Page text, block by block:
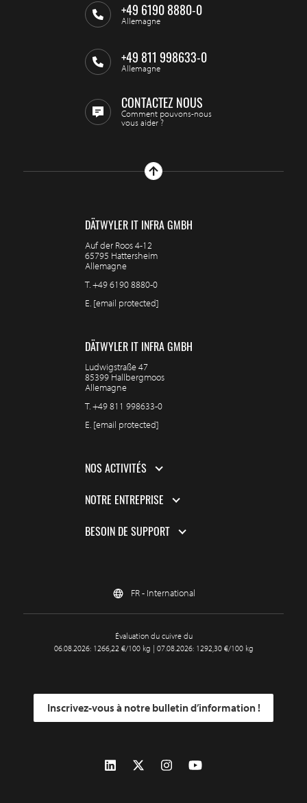
+49 6190 8880-0
Allemagne
+49 811 998633-0
Allemagne
CONTACTEZ NOUS
Comment pouvons-nous
vous aider ?
DÄTWYLER IT INFRA GMBH
Auf der Roos 4-12
65795 Hattersheim
Allemagne
T.+49 6190 8880-0
E. [email protected]
DÄTWYLER IT INFRA GMBH
Ludwigstraße 47
85399 Hallbergmoos
Allemagne
T.+49 811 998633-0
E. [email protected]
NOS ACTIVITÉS
NOTRE ENTREPRISE
BESOIN DE SUPPORT
FR - International
Évaluation du cuivre du
06.08.2026: 1266,22 €/100 kg | 07.08.2026: 1292,30 €/100 kg
Inscrivez-vous à notre bulletin d’information !